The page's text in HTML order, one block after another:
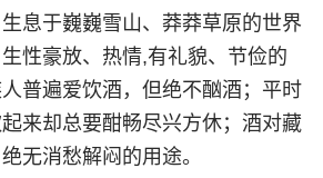
息于巍巍雪山、莽莽草原的世界
性豪放、热情,有礼貌、节俭的
普遍爱饮酒，但绝不酗酒；平时
来却总要酣畅尽兴方休；酒对藏
无消愁解闷的用途。